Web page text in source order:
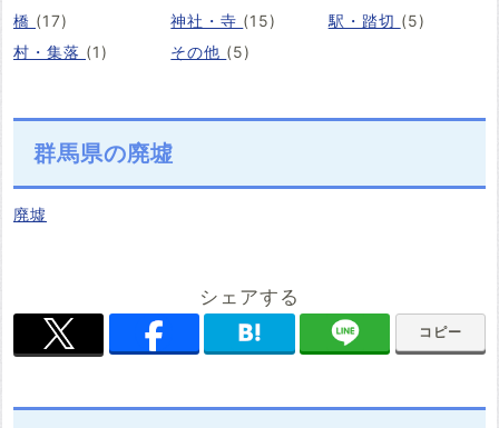
橋 (17) 神社・寺 (15) 駅・踏切 (5)
村・集落 (1) その他 (5)
群馬県の廃墟
廃墟
シェアする
コピー